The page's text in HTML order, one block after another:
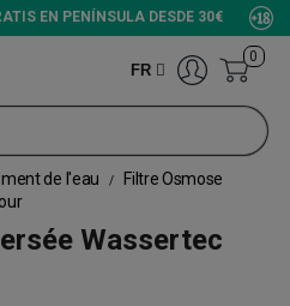
EN PENÍNSULA DESDE 30€
FR
0
de l'eau
Filtre Osmose
Wassertec